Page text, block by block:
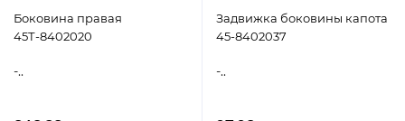
Боковина правая
45Т-8402020
-..
Задвижка боковины капота
45-8402037
-..